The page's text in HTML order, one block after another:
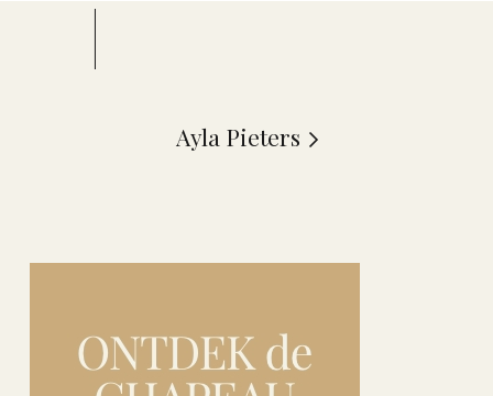
Ayla Pieters